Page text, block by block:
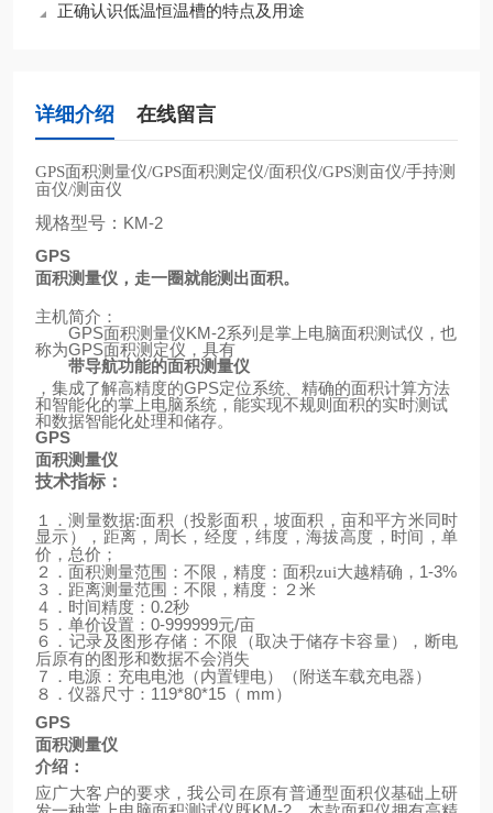
正确认识低温恒温槽的特点及用途
详细介绍 在线留言
GPS面积测量仪/GPS面积测定仪/面积仪/GPS测亩仪/手持测
亩仪/测亩仪
规格型号： KM-2
GPS
面积测量仪，走一圈就能测出面积。
主机简介：
GPS面积测量仪KM-2系列是掌上电脑面积测试仪，也
称为GPS面积测定仪，具有
带导航功能的面积测量仪
，集成了解高精度的GPS定位系统、精确的面积计算方法
和智能化的掌上电脑系统，能实现不规则面积的实时测试
和数据智能化处理和储存。
GPS
面积测量仪
技术指标：
１．测量数据:面积（投影面积，坡面积，亩和平方米同时
显示），距离，周长，经度，纬度，海拔高度，时间，单
价，总价；
２．面积测量范围：不限，精度：面积zui大越精确， 1-3%
３．距离测量范围：不限，精度：２米
４．时间精度： 0.2秒
５．单价设置： 0-999999元/亩
６．记录及图形存储：不限（取决于储存卡容量），断电
后原有的图形和数据不会消失
７．电源：充电电池（内置锂电）
（ 附送车载充电器）
８．仪器尺寸： 119*80*15 （ mm）
GPS
面积测量仪
介绍：
应广大客户的要求，我公司在原有普通型面积仪基础上研